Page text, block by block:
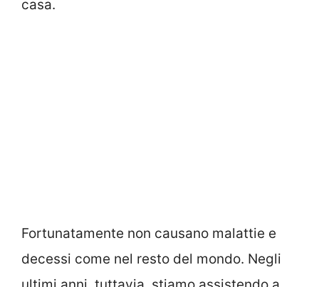
casa.
Fortunatamente non causano malattie e
decessi come nel resto del mondo. Negli